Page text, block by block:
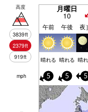
高度
3839ft
2379ft
919ft
月曜日
10
午前 午後 夜］
晴れる 晴れる 晴
mph 5 5 5